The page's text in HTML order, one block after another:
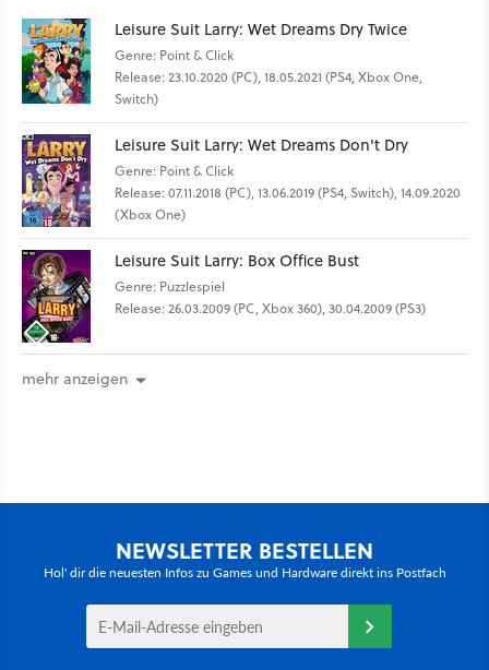
Leisure Suit Larry: Wet Dreams Dry Twice
Genre: Point & Click
Release: 23.10.2020 (PC), 18.05.2021 (PS4, Xbox One,
Switch)
Leisure Suit Larry: Wet Dreams Don't Dry
Genre: Point & Click
Release: 07.11.2018 (PC), 13.06.2019 (PS4, Switch), 14.09.2020
(Xbox One)
Leisure Suit Larry: Box Office Bust
Genre: Puzzlespiel
Release: 26.03.2009 (PC, Xbox 360), 30.04.2009 (PS3)
mehr anzeigen
NEWSLETTER BESTELLEN
Hol' dir die neuesten Infos zu Games und Hardware direkt ins Postfach